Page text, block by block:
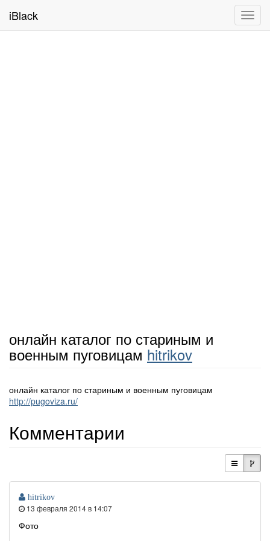
iBlack
онлайн каталог по стариным и
военным пуговицам hitrikov
онлайн каталог по стариным и военным пуговицам
http://pugoviza.ru/
Комментарии
hitrikov
13 февраля 2014 в 14:07
Фото